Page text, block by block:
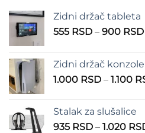
Zidni držač tableta
555 RSD – 900 RSD
Zidni držač konzole
1.000 RSD – 1.100
Stalak za slušalice
935 RSD – 1.020